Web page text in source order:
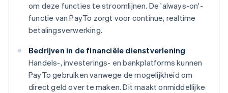
om deze functies te stroomlijnen. De 'always-on'-
functie van PayTo zorgt voor continue, realtime
betalingsverwerking.
Bedrijven in de financiële dienstverlening
Handels-, investerings- en bankplatforms kunnen
PayTo gebruiken vanwege de mogelijkheid om
direct geld over te maken. Dit maakt onmiddellijke